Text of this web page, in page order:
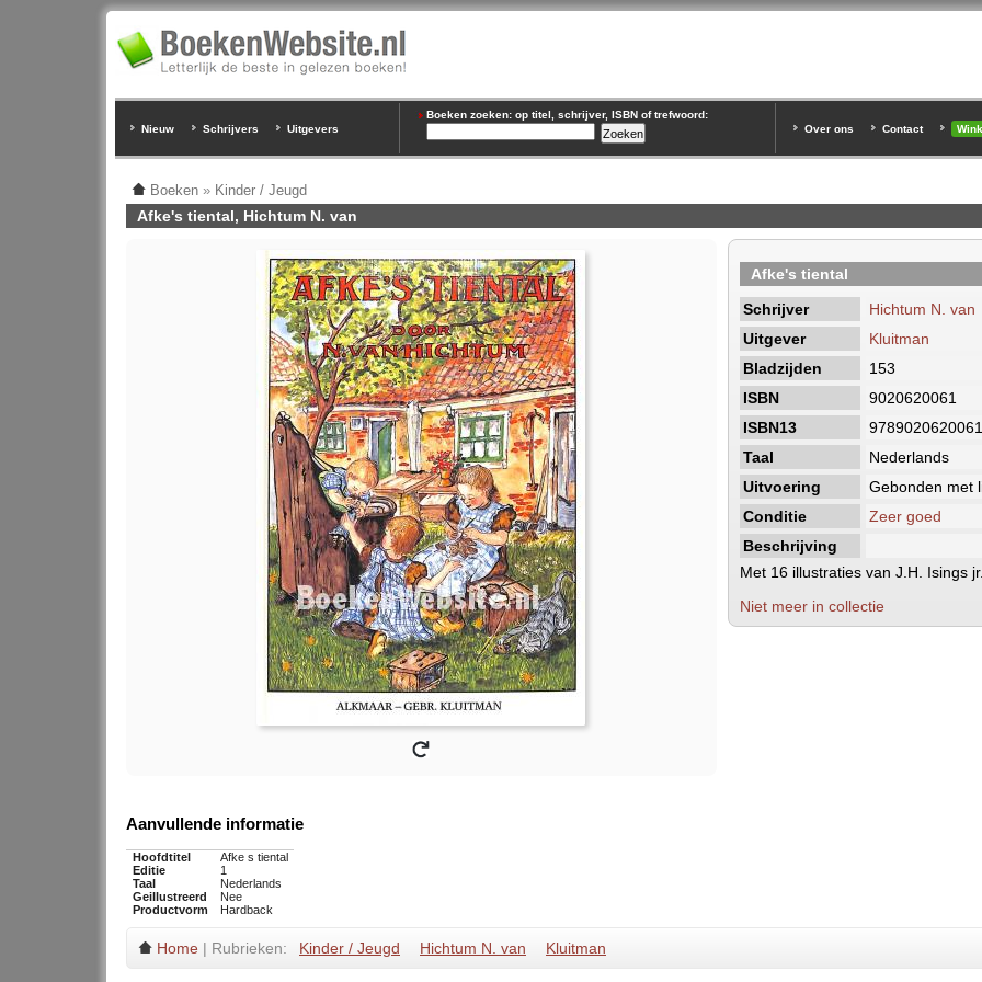
Nieuw Schrijvers Uitgevers
Boeken zoeken: op titel, schrijver, ISBN of trefwoord:
Over ons
Contact
Boeken » Kinder / Jeugd
Afke's tiental, Hichtum N. van
Afke's tiental
Schrijver
Hichtum N. van
Uitgever
Kluitman
Bladzijden
153
ISBN
9020620061
ISBN13
9789020620061
Taal
Nederlands
Uitvoering
Gebonden met
Conditie
Zeer goed
Beschrijving
Met 16 illustraties van J.H. Isings
Niet meer in collectie
Aanvullende informatie
Hoofdtitel
Afke s tiental
Editie
1
Taal
Nederlands
Geillustreerd
Nee
Productvorm
Hardback
Home | Rubrieken: Kinder / Jeugd Hichtum N. van Kluitman